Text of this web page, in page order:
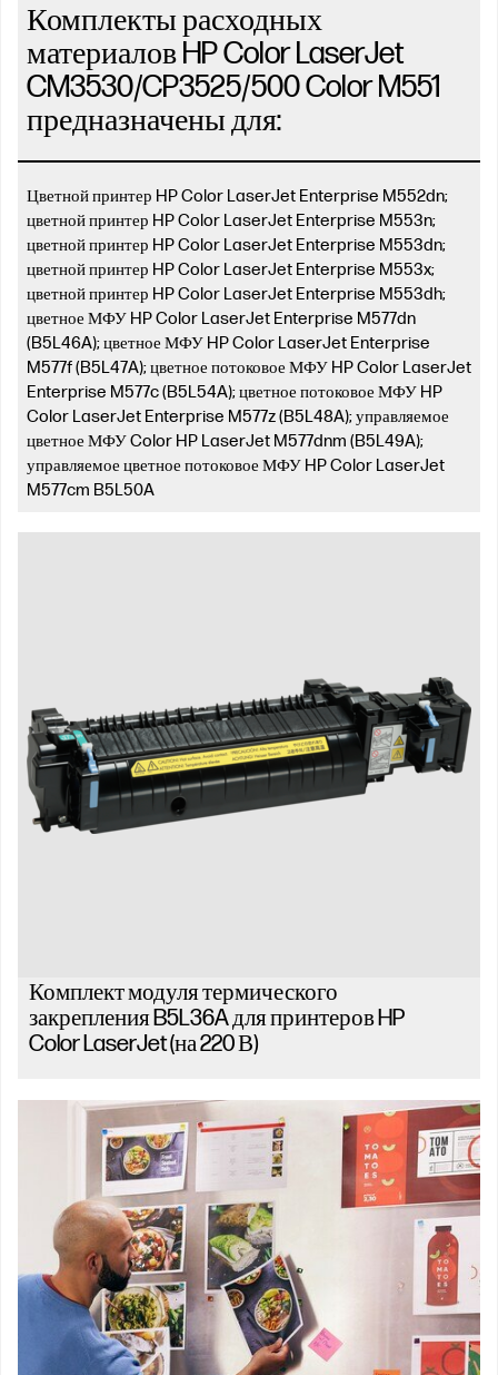
Комплекты расходных
материалов HP Color LaserJet
CM3530/CP3525/500 Color M551
предназначены для:
Цветной принтер HP Color LaserJet Enterprise M552dn;
цветной принтер HP Color LaserJet Enterprise M553n;
цветной принтер HP Color LaserJet Enterprise M553dn;
цветной принтер HP Color LaserJet Enterprise M553x;
цветной принтер HP Color LaserJet Enterprise M553dh;
цветное МФУ HP Color LaserJet Enterprise M577dn
(B5L46A); цветное МФУ HP Color LaserJet Enterprise
M577f (B5L47A); цветное потоковое МФУ HP Color LaserJet
Enterprise M577c (B5L54A); цветное потоковое МФУ HP
Color LaserJet Enterprise M577z (B5L48A); управляемое
цветное МФУ Color HP LaserJet M577dnm (B5L49A);
управляемое цветное потоковое МФУ HP Color LaserJet
M577cm B5L50A
Комплект модуля термического
закрепления B5L36A для принтеров HP
Color LaserJet (на 220 В)